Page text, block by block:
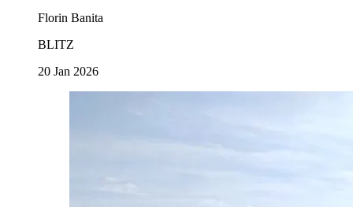
Florin Banita
BLITZ
20 Jan 2026